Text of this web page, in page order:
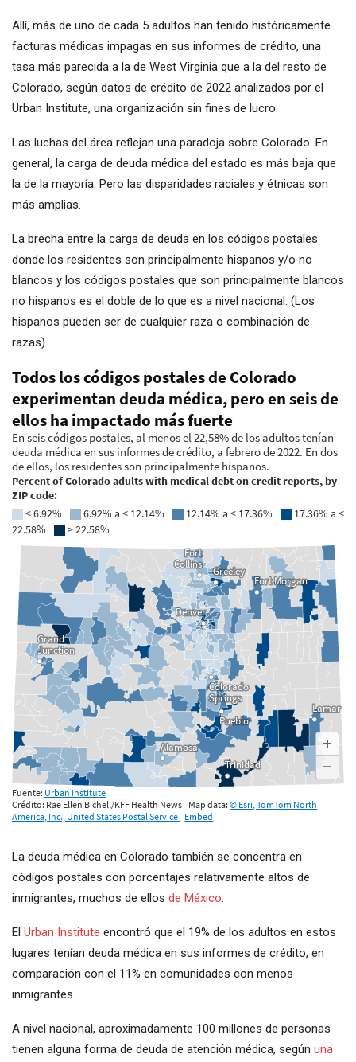
Allí, más de uno de cada 5 adultos han tenido históricamente
facturas médicas impagas en sus informes de crédito, una
tasa más parecida a la de West Virginia que a la del resto de
Colorado, según datos de crédito de 2022 analizados por el
Urban Institute, una organización sin fines de lucro.
Las luchas del área reflejan una paradoja sobre Colorado. En
general, la carga de deuda médica del estado es más baja que
la de la mayoría. Pero las disparidades raciales y étnicas son
más amplias.
La brecha entre la carga de deuda en los códigos postales
donde los residentes son principalmente hispanos y/o no
blancos y los códigos postales que son principalmente blancos
no hispanos es el doble de lo que es a nivel nacional. (Los
hispanos pueden ser de cualquier raza o combinación de
razas).
La deuda médica en Colorado también se concentra en
códigos postales con porcentajes relativamente altos de
inmigrantes, muchos de ellos de México.
El Urban Institute encontró que el 19% de los adultos en estos
lugares tenían deuda médica en sus informes de crédito, en
comparación con el 11% en comunidades con menos
inmigrantes.
A nivel nacional, aproximadamente 100 millones de personas
tienen alguna forma de deuda de atención médica, según una